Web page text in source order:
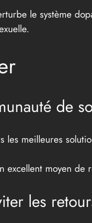
le système
de
meilleures
excellent moyen de
les